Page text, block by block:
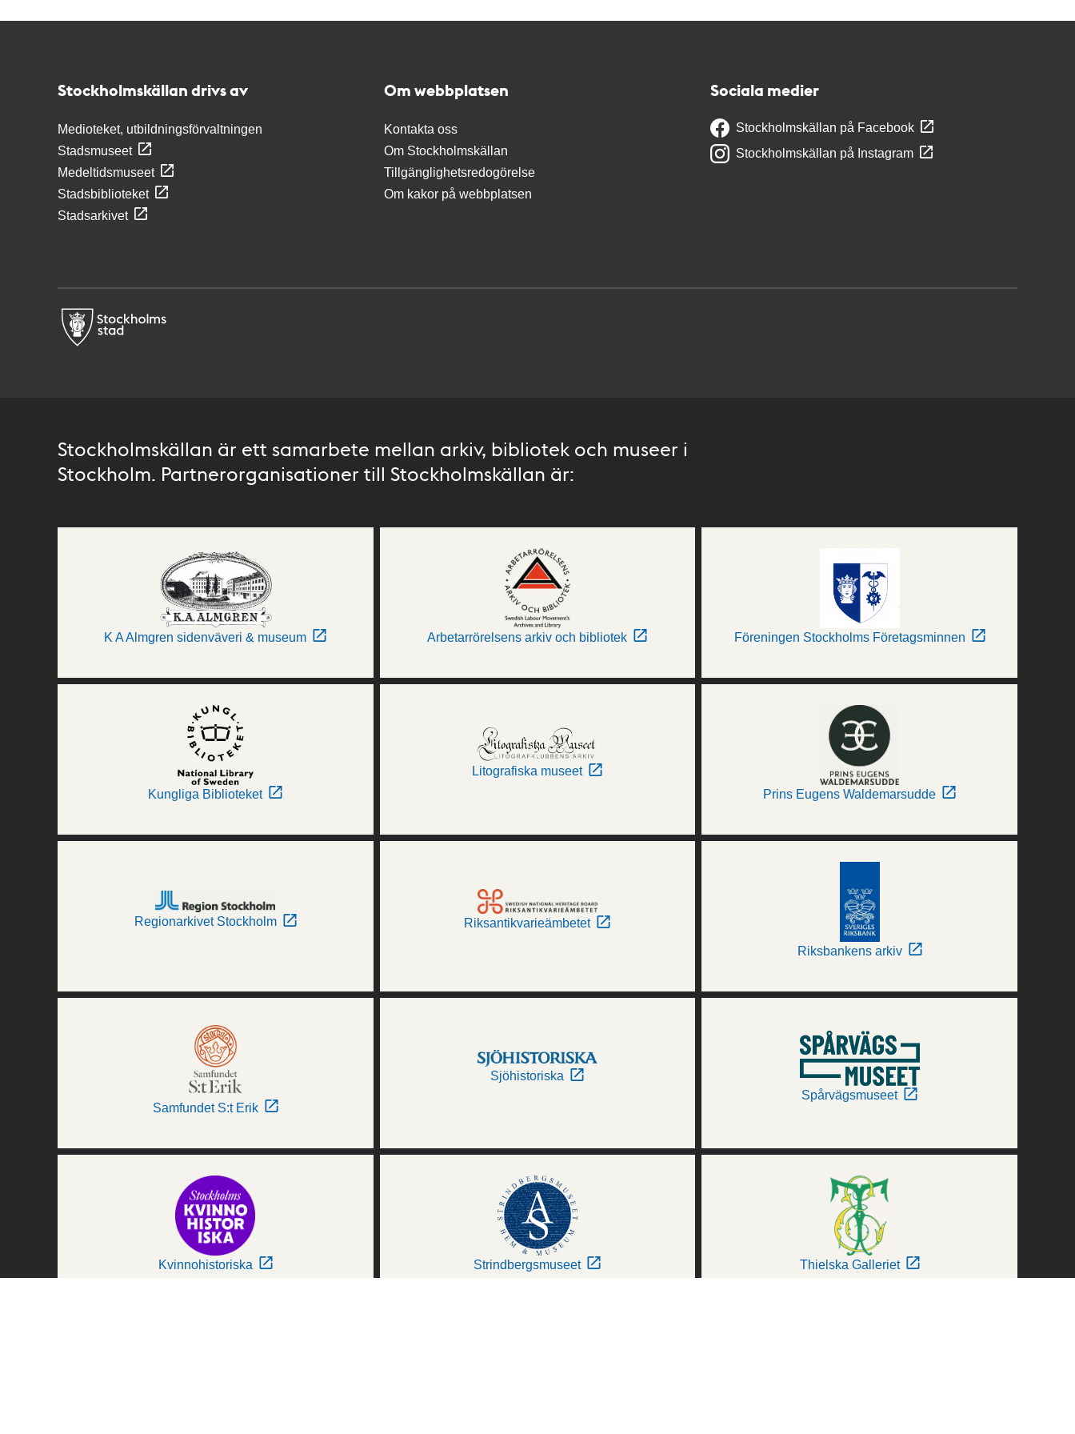
Stockholmskällan drivs av
Medioteket, utbildningsförvaltningen
Stadsmuseet
Medeltidsmuseet
Stadsbiblioteket
Stadsarkivet
Om webbplatsen
Kontakta oss
Om Stockholmskällan
Tillgänglighetsredogörelse
Om kakor på webbplatsen
Sociala medier
Stockholmskällan på Facebook
Stockholmskällan på Instagram
Stockholmskällan är ett samarbete mellan arkiv, bibliotek och museer i
Stockholm. Partnerorganisationer till Stockholmskällan är:
K A Almgren sidenväveri & museum Arbetarrörelsens arkiv och bibliotek Föreningen Stockholms Företagsminnen
Kungliga Biblioteket
Litografiska museet
Prins Eugens Waldemarsudde
Regionarkivet Stockholm Riksantikvarieämbetet
Riksbankens arkiv
Samfundet S:t Erik
Sjöhistoriska
Spårvägsmuseet
Kvinnohistoriska Strindbergsmuseet Thielska Galleriet